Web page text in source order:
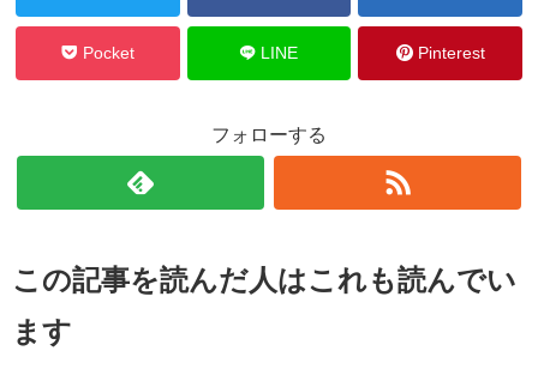
Pocket LINE Pinterest
フォローする
この記事を読んだ人はこれも読んでい
ます